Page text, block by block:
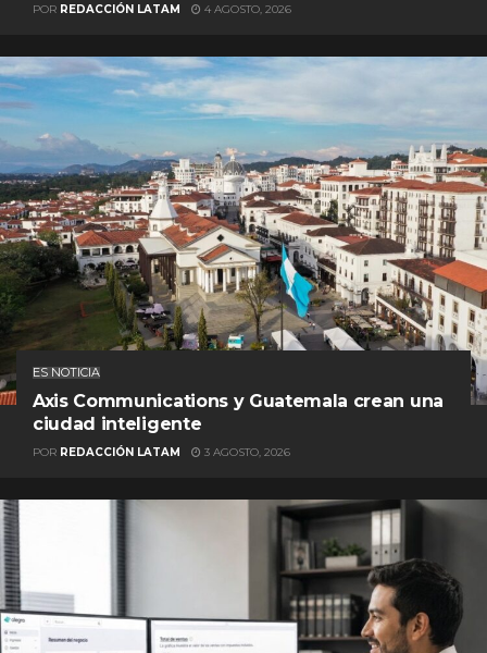
POR REDACCIÓN LATAM 4 AGOSTO, 2026
ES NOTICIA
Axis Communications y Guatemala crean una
ciudad inteligente
POR REDACCIÓN LATAM 3 AGOSTO, 2026